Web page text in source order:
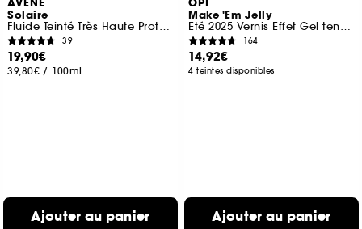
AVENE
Solaire
Fluide Teinté Très Haute Protection SPF50+
39
19,90€
39,80€ / 100ml
Ajouter au panier
OPI
Make 'Em Jelly
Eté 2025 Vernis Effet Gel tenue jusqu'à 11 jours
164
14,92€
4 teintes disponibles
Ajouter au panier